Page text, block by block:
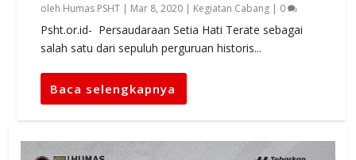
oleh Humas PSHT | Mar 8, 2020 | Kegiatan Cabang | 0
Psht.or.id- Persaudaraan Setia Hati Terate sebagai
salah satu dari sepuluh perguruan historis...
Baca selengkapnya